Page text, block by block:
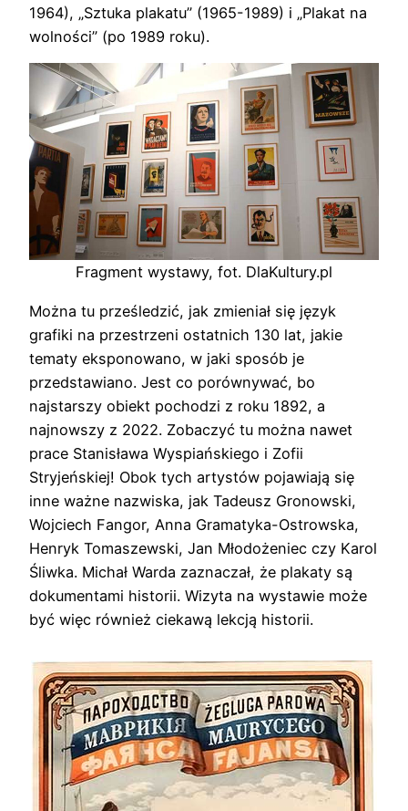
1964), „Sztuka plakatu” (1965-1989) i „Plakat na
wolności” (po 1989 roku).
Fragment wystawy, fot. DlaKultury.pl
Można tu prześledzić, jak zmieniał się język
grafiki na przestrzeni ostatnich 130 lat, jakie
tematy eksponowano, w jaki sposób je
przedstawiano. Jest co porównywać, bo
najstarszy obiekt pochodzi z roku 1892, a
najnowszy z 2022. Zobaczyć tu można nawet
prace Stanisława Wyspiańskiego i Zofii
Stryjeńskiej! Obok tych artystów pojawiają się
inne ważne nazwiska, jak Tadeusz Gronowski,
Wojciech Fangor, Anna Gramatyka-Ostrowska,
Henryk Tomaszewski, Jan Młodożeniec czy Karol
Śliwka. Michał Warda zaznaczał, że plakaty są
dokumentami historii. Wizyta na wystawie może
być więc również ciekawą lekcją historii.